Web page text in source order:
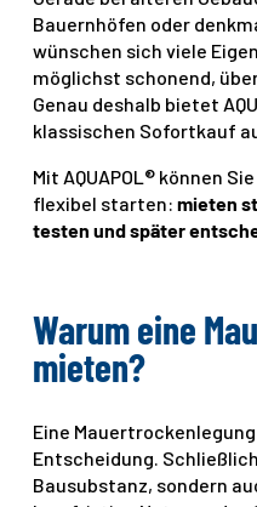
Bauernhöfen oder
wünschen sich viele
möglichst schonend,
Genau deshalb bietet
klassischen Sofortkauf
Mit AQUAPOL® können
flexibel starten:mieten
testen und später
Warum eine
mieten?
Eine
Entscheidung.
Bausubstanz, sondern